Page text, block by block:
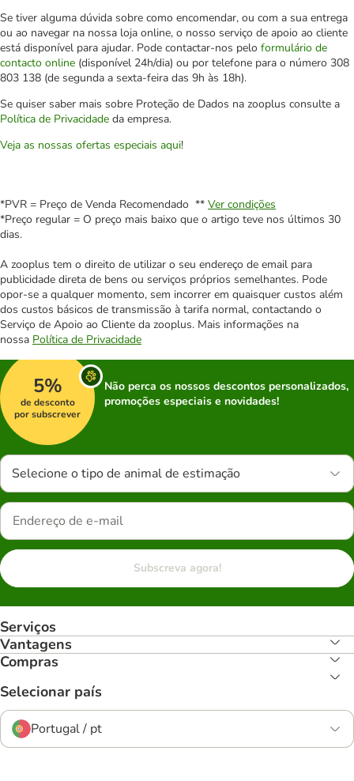
Se tiver alguma dúvida sobre como encomendar, ou com a sua entrega
ou ao navegar na nossa loja online, o nosso serviço de apoio ao cliente
está disponível para ajudar. Pode contactar-nos pelo formulário de
contacto online (disponível 24h/dia) ou por telefone para o número 308
803 138 (de segunda a sexta-feira das 9h às 18h).
Se quiser saber mais sobre Proteção de Dados na zooplus consulte a
Política de Privacidade da empresa.
Veja as nossas ofertas especiais aqui!
*PVR = Preço de Venda Recomendado ** Ver condições
*Preço regular = O preço mais baixo que o artigo teve nos últimos 30
dias.
A zooplus tem o direito de utilizar o seu endereço de email para
publicidade direta de bens ou serviços próprios semelhantes. Pode
opor-se a qualquer momento, sem incorrer em quaisquer custos além
dos custos básicos de transmissão à tarifa normal, contactando o
Serviço de Apoio ao Cliente da zooplus. Mais informações na
nossa Política de Privacidade
5%
de desconto
por subscrever
Não perca os nossos descontos personalizados,
promoções especiais e novidades!
Selecione o tipo de animal de estimação
Subscreva agora!
Serviços
Vantagens
Compras
Selecionar país
Portugal / pt